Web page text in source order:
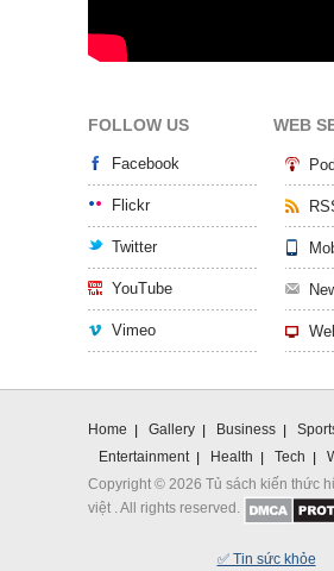
FOLLOW US
Facebook
Flickr
Twitter
YouTube
Vimeo
WEB
Home Gallery Business
Entertainment
Health Tech
Copyright © 2026 Tủ sách kiến thức
việt . All rights reserved.
✅ Tin sức khỏe